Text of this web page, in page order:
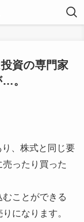
資の専門家
。
、株式と同じ要
ったり買った
むことができる
になります。